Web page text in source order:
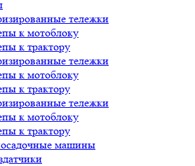
тележки
к мотоблоку
к трактору
тележки
к мотоблоку
к трактору
тележки
к мотоблоку
к трактору
машины